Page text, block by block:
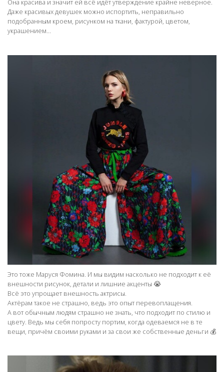
Она красива и значит ей всё идёт утверждение крайне неверное.
Даже красивых девушек можно испортить, неправильно
подобранным кроем, рисунком на ткани, фактурой, цветом,
украшением...
Это тоже Маруся Фомина. И мы видим насколько не подходит к её
внешности рисунок, детали и лишние акценты 😭
Всё это упрощает внешность актрисы.
Актёрам такое не страшно, ведь это опыт перевоплащения.
А вот обычным людям страшно не знать, что подходит по стилю и
цвету. Ведь мы себя попросту портим, когда одеваемся не в те
вещи, причём своими руками и за свои же собственные деньги 💰